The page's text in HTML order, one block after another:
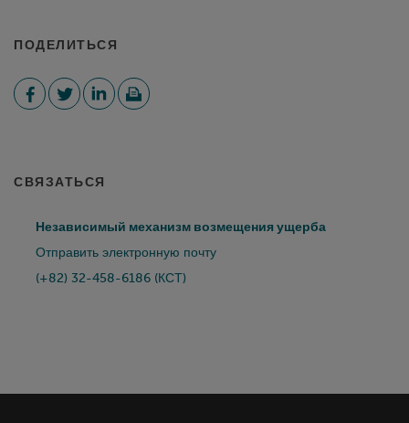
ПОДЕЛИТЬСЯ
СВЯЗАТЬСЯ
Независимый механизм возмещения ущерба
Отправить электронную почту
(+82) 32-458-6186 (КСТ)